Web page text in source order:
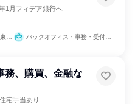
1月フィデア銀行へ
バックオフィス・事務・受付、IT、営業、経営/事業企画、金融専門職、経理/税務/財務、人事、総務、法務/知財、広報/IR
務、購買、金融な
宅手当あり